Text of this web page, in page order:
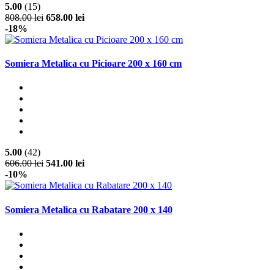
5.00 (15)
808.00 lei 658.00 lei
-18%
Somiera Metalica cu Picioare 200 x 160 cm
5.00 (42)
606.00 lei 541.00 lei
-10%
Somiera Metalica cu Rabatare 200 x 140